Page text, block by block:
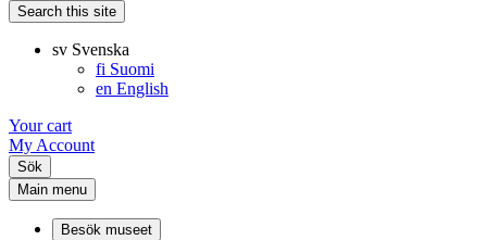
Search this site
sv Svenska
fi Suomi
en English
Your cart
My Account
Sök
Main menu
Besök museet